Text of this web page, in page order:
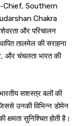
Chief, Southern
Chakra
और परिचालन
तालमेल की सराहना
और चंचलता भारत की
सशस्त्र बलों की
उनकी विभिन्न डोमेन
सुनिश्चित होती है।